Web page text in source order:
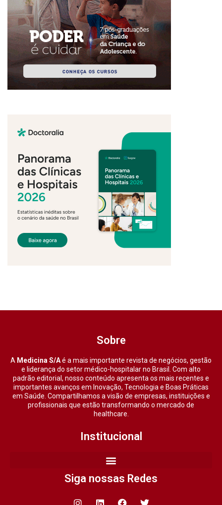
Sobre
A Medicina S/Aé a mais importante revista de negócios, gestão
e liderança do setor médico-hospitalar no Brasil. Com alto
padrão editorial, nosso conteúdo apresenta os mais recentes e
importantes avanços em Inovação, Tecnologia e Boas Práticas
em Saúde. Compartilhamos a visão de empresas, instituições e
profissionais que estão transformando o mercado de
healthcare.
Institucional
Siga nossas Redes